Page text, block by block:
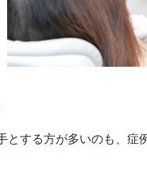
する方が多いのも、症